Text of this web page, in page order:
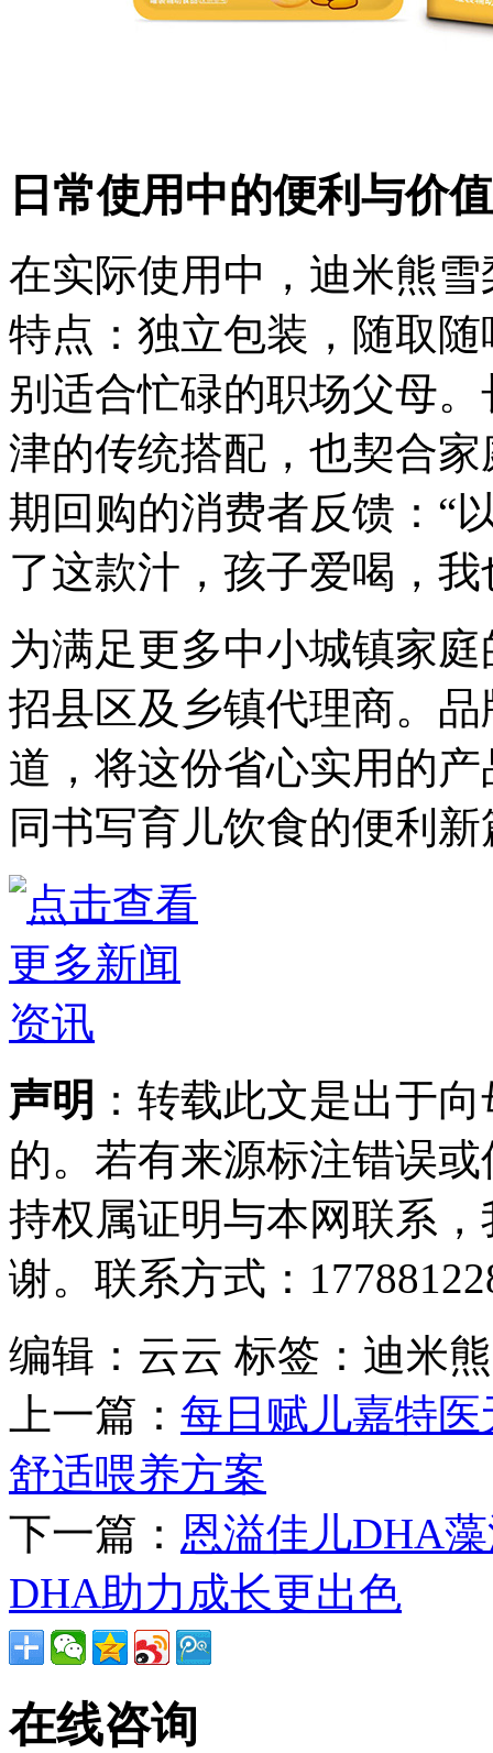
日常使用中的便利与价值
在实际使用中，迪米熊
特点：独立包装，随取
别适合忙碌的职场父母
津的传统搭配，也契合
期回购的消费者反馈：“
了这款汁，孩子爱喝，我
为满足更多中小城镇家
招县区及乡镇代理商。
道，将这份省心实用的
同书写育儿饮食的便利
声明 ：转载此文是出于
的。若有来源标注错误
持权属证明与本网联系
谢。联系方式：
编辑：云云 标签：迪米
上一篇： 每日赋儿嘉特
舒适喂养方案
下一篇： 恩溢佳儿DHA
DHA助力成长更出色
在线咨询